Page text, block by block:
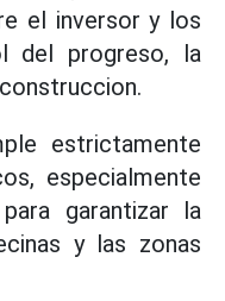
el inversor y los
del progreso, la
estrictamente
especialmente
garantizar la
y las zonas